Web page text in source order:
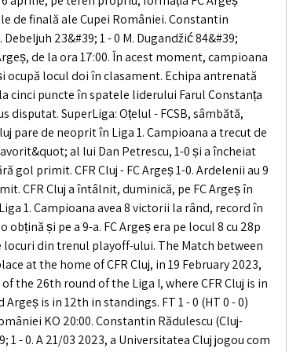
de finală ale Cupei României. Constantin
23&#39; 1 - 0 M. Dugandžić 84&#39;
de la ora 17:00. În acest moment, campioana
ocupă locul doi în clasament. Echipa antrenată
cinci puncte în spatele liderului Farul Constanța
disputat. SuperLiga: Oțelul - FCSB, sâmbătă,
pare de neoprit în Liga 1. Campioana a trecut de
al lui Dan Petrescu, 1-0 și a încheiat
gol primit. CFR Cluj - FC Argeș 1-0. Ardelenii au 9
CFR Cluj a întâlnit, duminică, pe FC Argeș în
1. Campioana avea 8 victorii la rând, record în
și pe a 9-a. FC Argeș era pe locul 8 cu 28p
din trenul playoff-ului. The Match between
at the home of CFR Cluj, in 19 February 2023,
the 26th round of the Liga I, where CFR Cluj is in
is in 12th in standings. FT 1 - 0 (HT 0 - 0)
KO 20:00. Constantin Rădulescu (Cluj-
1 - 0. A 21/03 2023, a Universitatea Cluj jogou com